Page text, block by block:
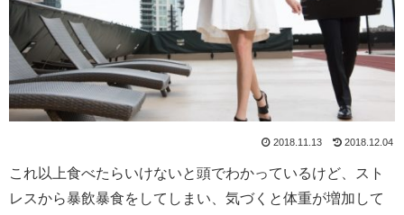
2018.11.13 2018.12.04
これ以上食べたらいけないと頭でわかっているけど、スト
レスから暴飲暴食をしてしまい、気づくと体重が増加して